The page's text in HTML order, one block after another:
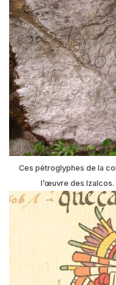
Ces pétroglyphes de la
l’œuvre des